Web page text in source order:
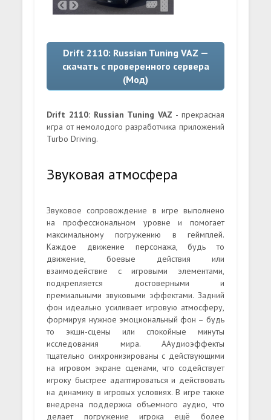
Drift 2110: Russian Tuning VAZ —
скачать с проверенного сервера
(Мод)
Drift 2110: Russian Tuning VAZ - прекрасная
игра от немолодого разработчика приложений
Turbo Driving.
Звуковая атмосфера
Звуковое сопровождение в игре выполнено
на профессиональном уровне и помогает
максимальному погружению в геймплей.
Каждое движение персонажа, будь то
движение, боевые действия или
взаимодействие с игровыми элементами,
подкрепляется достоверными и
премиальными звуковыми эффектами. Задний
фон идеально усиливает игровую атмосферу,
формируя нужное эмоциональный фон – будь
то экшн-сцены или спокойные минуты
исследования мира. ААудиоэффекты
тщательно синхронизированы с действующими
на игровом экране сценами, что содействует
игроку быстрее адаптироваться и действовать
на динамику в игровых условиях. В игре также
внедрена поддержка объемного аудио, что
делает погружение игрока ещё более